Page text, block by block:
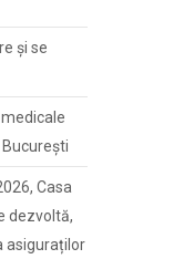
și se
Casa
dezvoltă,
asiguraților